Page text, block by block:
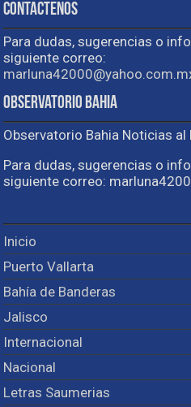
Contactenos
Para dudas, sugerencias o
siguiente correo:
Observatorio Bahia
Observatorio Bahia Noticias al
Para dudas, sugerencias o
siguiente correo:
Inicio
Puerto Vallarta
Bahía de Banderas
Jalisco
Internacional
Nacional
Letras Saumerias